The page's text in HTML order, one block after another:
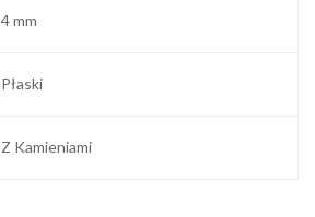
4 mm
Płaski
Z Kamieniami